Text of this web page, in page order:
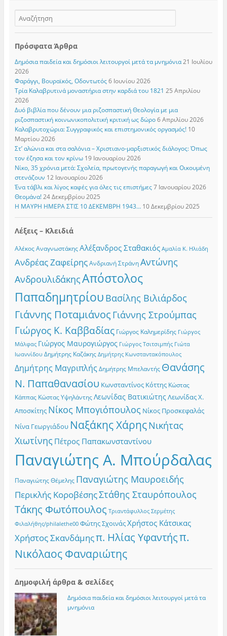
Πρόσφατα Άρθρα
Δημόσια παιδεία και δημόσιοι λειτουργοί μετά τα μνημόνια 21 Ιουλίου
2026
Φαράγγι, Βουραϊκός, Οδοντωτός 6 Ιουνίου 2026
Τρία Καλαβρυτινά μοναστήρια στην καρδιά του 1821 25 Απριλίου
2026
Δυό βιβλία που δένουν μια ριζοσπαστική Θεολογία με μια
ριζοσπαστική κοινωνικοπολιτική κριτική ως δώρο 6 Απριλίου 2026
Καλαβρυτοχώρια: Συγγραφικός και επιστημονικός οργασμός! 10
Μαρτίου 2026
Στ’ αλώνια και στα σαλόνια – Χριστιανο-μαρξιστικός διάλογος: Όπως
τον έζησα και τον κρίνω 19 Ιανουαρίου 2026
Νίκο, 35 χρόνια μετά: Σχολεία, πρωτογενής παραγωγή και Οικουμένη
στενάζουν 12 Ιανουαρίου 2026
Ένα τάβλι και λίγος καφές για όλες τις επιστήμες 7 Ιανουαρίου 2026
Θεομάνα! 24 Δεκεμβρίου 2025
Η ΜΑΥΡΗ ΗΜΕΡΑ ΣΤΙΣ 10 ΔΕΚΕΜΒΡΗ 1943… 10 Δεκεμβρίου 2025
Λέξεις – Κλειδιά
Αλέκος Αναγνωστάκης Αλέξανδρος Σταθακιός Αμαλία Κ. Ηλιάδη
Ανδρέας Ζαφείρης Ανδριανή Στράνη Αντώνης
ΑνδρουλιδάκηςΑπόστολος
Παπαδημητρίου Βασίλης Βιλιάρδος
Γιάννης Ποταμιάνος Γιάννης Στρούμπας
Γιώργος Κ. Καββαδίας Γιώργος Καλημερίδης Γιώργος
Μάλφας Γιώργος Μαυρογιώργος Γιώργος Τσιτσιμπής Γιώτα
Ιωαννίδου Δημήτρης Καζάκης Δημήτρης Κωνσταντακόπουλος
Δημήτρης Μαγριπλής Δημήτρης Μπελαντής Θανάσης
Ν. Παπαθανασίου Κωνσταντίνος Κόττης Κώστας
Κάππας Κώστας Υψηλάντης Λεωνίδας ΒατικιώτηςΛεωνίδας Χ.
Αποσκίτης Νίκος Μπογιόπουλος Νίκος Προσκεφαλάς
Νίνα Γεωργιάδου Ναξάκης ΧάρηςΝικήτας
Χιωτίνης Πέτρος Παπακωνσταντίνου
Παναγιώτης Α. Μπούρδαλας
Παναγιώτης Θέμελης Παναγιώτης Μαυροειδής
Περικλής ΚοροβέσηςΣτάθης Σταυρόπουλος
Τάκης Φωτόπουλος Τριαντάφυλλος Σερμέτης
Φιλαλήθης/philalethe00 Φώτης ΣχοινάςΧρήστος Κάτσικας
Χρήστος Σκανδάμηςπ. Ηλίας Υφαντήςπ.
Νικόλαος Φαναριώτης
Δημοφιλή άρθρα & σελίδες
Δημόσια παιδεία και δημόσιοι λειτουργοί μετά τα
μνημόνια